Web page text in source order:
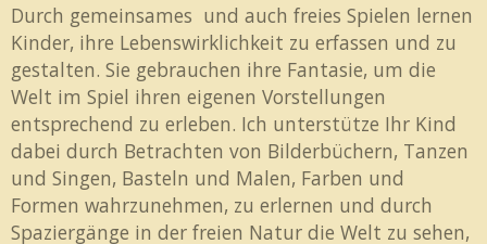
Durch gemeinsames und auch freies Spielen lernen
Kinder, ihre Lebenswirklichkeit zu erfassen und zu
gestalten. Sie gebrauchen ihre Fantasie, um die
Welt im Spiel ihren eigenen Vorstellungen
entsprechend zu erleben. Ich unterstütze Ihr Kind
dabei durch Betrachten von Bilderbüchern, Tanzen
und Singen, Basteln und Malen, Farben und
Formen wahrzunehmen, zu erlernen und durch
Spaziergänge in der freien Natur die Welt zu sehen,